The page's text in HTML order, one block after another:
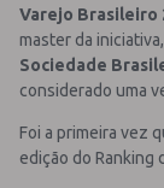
Varejo Brasileiro
master da
Sociedade
considerado uma
Foi a primeira vez
edição do Ranking